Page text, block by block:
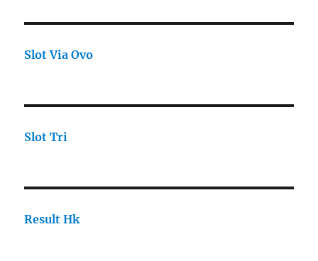
Slot Via Ovo
Slot Tri
Result Hk